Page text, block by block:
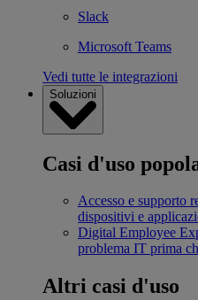
Slack
Microsoft Teams
Vedi tutte le integrazioni
Soluzioni
Casi d'uso
Accesso e supporto
dispositivi e
Digital Employee
problema IT prima
Altri casi d'uso